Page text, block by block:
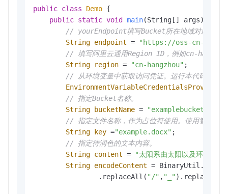
public class Demo {
public static void main(String[] args)
// yourEndpoint填写Bucket所在地域对应的
String endpoint =
"https://oss-cn-
// 填写阿里云通用Region ID，例如cn-
String
region = "cn-hangzhou" ;
// 从环境变量中获取访问凭证。运行本代码示例之前
EnvironmentVariableCredentialsProvider
// 指定Bucket名称。
String
bucketName = "examplebucket"
// 指定文件名称，作为占位符使用。使用智能文
String
key ="example.docx" ;
// 指定待润色的文本内容。
String content =
"太阳系由太阳以及环绕其运
String encodeContent =
                .replaceAll(
"/" , "_" ).replaceAll(